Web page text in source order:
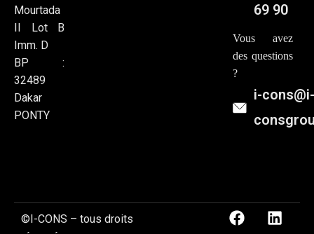
Mourtada
II Lot B
Imm. D
BP :
32489
Dakar
PONTY
69 90
Vous avez
des questions
?
i-
©I-CONS – tous droits